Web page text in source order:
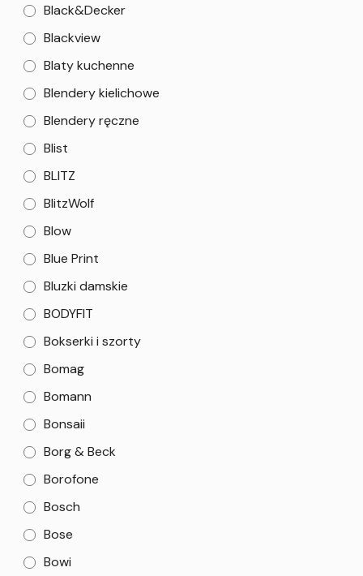
Black&Decker
Blackview
Blaty kuchenne
Blendery kielichowe
Blendery ręczne
Blist
BLITZ
BlitzWolf
Blow
Blue Print
Bluzki damskie
BODYFIT
Bokserki i szorty
Bomag
Bomann
Bonsaii
Borg & Beck
Borofone
Bosch
Bose
Bowi